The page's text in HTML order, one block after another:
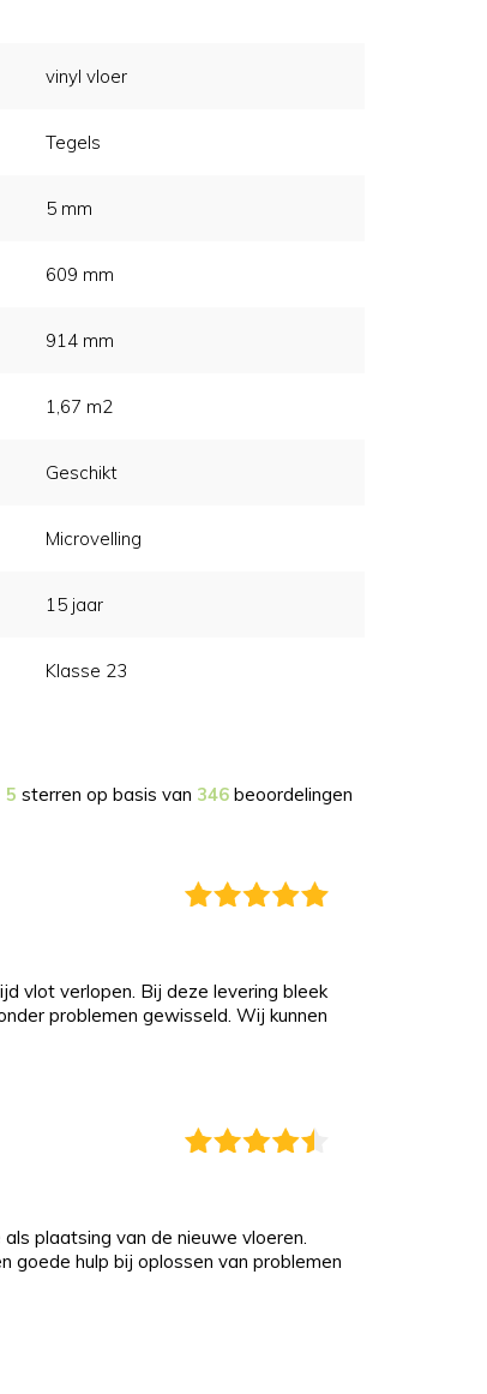
vinyl vloer
Tegels
5 mm
609 mm
914 mm
1,67 m2
Geschikt
Microvelling
15 jaar
Klasse 23
5 sterren op basis van 346 beoordelingen
vlot verlopen. Bij deze levering bleek
problemen gewisseld. Wij kunnen
plaatsing van de nieuwe vloeren.
goede hulp bij oplossen van problemen